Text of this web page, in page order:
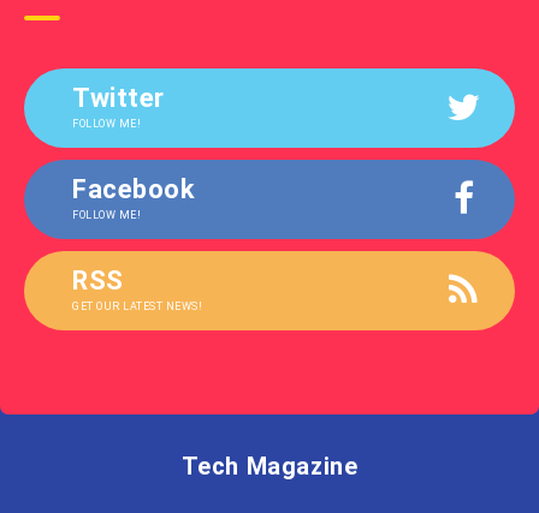
Twitter
FOLLOW ME!
Facebook
FOLLOW ME!
RSS
GET OUR LATEST NEWS!
Tech Magazine